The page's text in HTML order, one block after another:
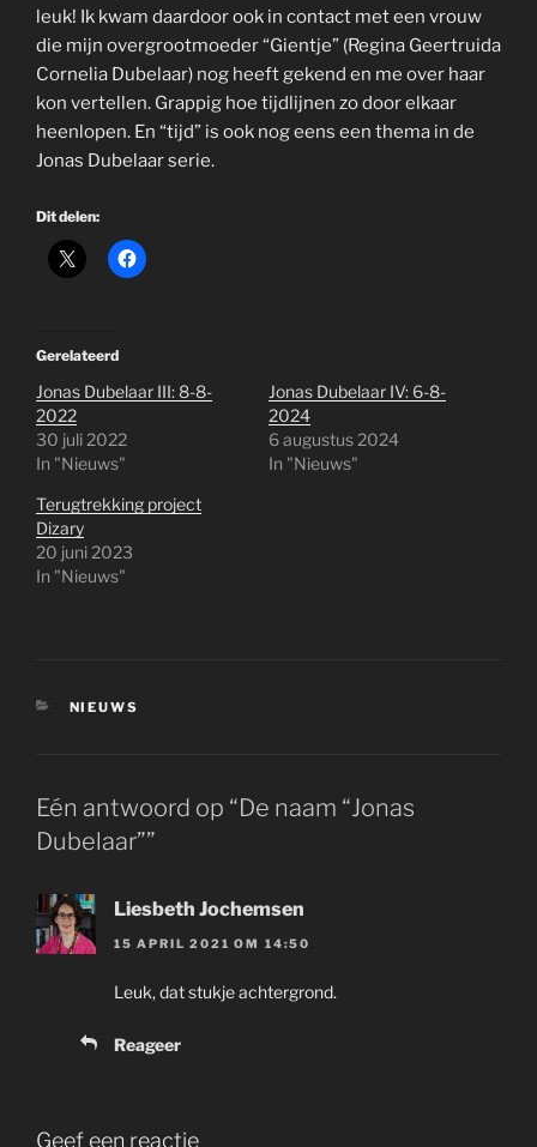
leuk! Ik kwam daardoor ook in contact met een vrouw
die mijn overgrootmoeder “Gientje” (Regina Geertruida
Cornelia Dubelaar) nog heeft gekend en me over haar
kon vertellen. Grappig hoe tijdlijnen zo door elkaar
heenlopen. En “tijd” is ook nog eens een thema in de
Jonas Dubelaar serie.
Dit delen:
Gerelateerd
Jonas Dubelaar III: 8-8-
2022
30 juli 2022
In "Nieuws"
Jonas Dubelaar IV: 6-8-
2024
6 augustus 2024
In "Nieuws"
Terugtrekking project
Dizary
20 juni 2023
In "Nieuws"
CATEGORIEËN
NIEUWS
Eén antwoord op “De naam “Jonas
Dubelaar””
Liesbeth Jochemsen
15 APRIL 2021 OM 14:50
Leuk, dat stukje achtergrond.
Reageer
Geef een reactie